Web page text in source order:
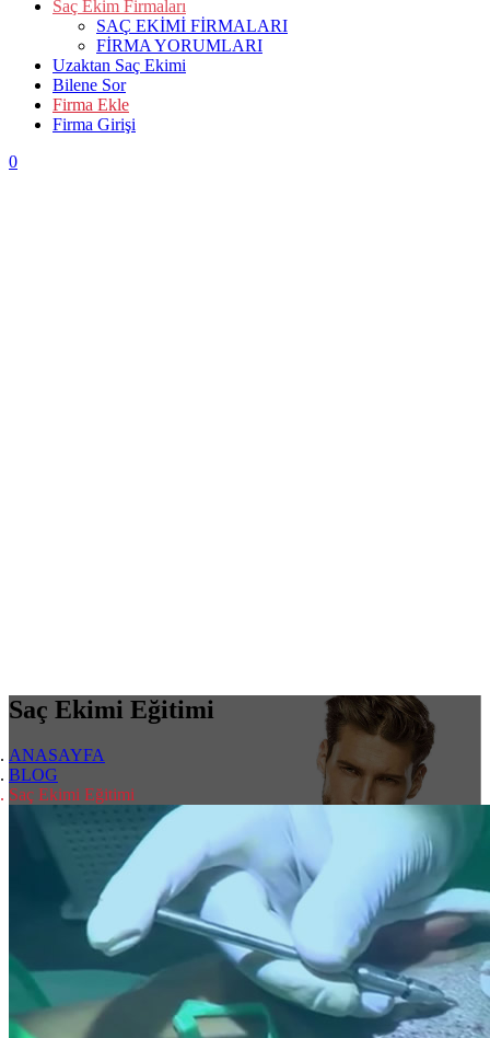
Saç Ekim Firmaları
SAÇ EKİMİ FİRMALARI
FİRMA YORUMLARI
Uzaktan Saç Ekimi
Bilene Sor
Firma Ekle
Firma Girişi
0
Saç Ekimi Eğitimi
ANASAYFA
BLOG
Saç Ekimi Eğitimi